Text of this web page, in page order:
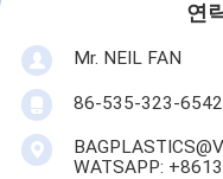
연
Mr. NEIL FAN
86-535-323-6542
WATSAPP: